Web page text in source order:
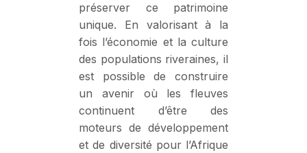
préserver ce patrimoine
unique. En valorisant à la
fois l’économie et la culture
des populations riveraines, il
est possible de construire
un avenir où les fleuves
continuent d’être des
moteurs de développement
et de diversité pour l’Afrique